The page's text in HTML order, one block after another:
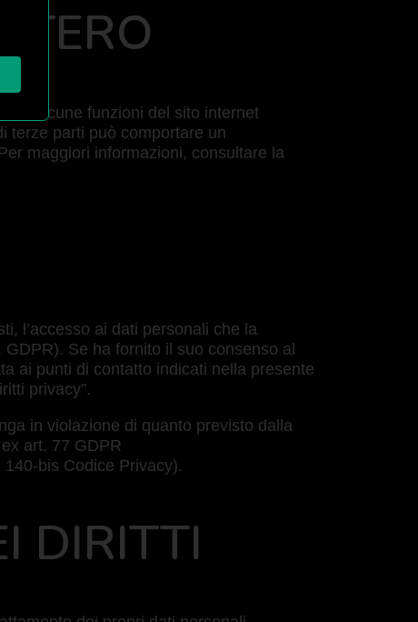
di alcune funzioni del sito internet
terze parti può comportare un
maggiori informazioni, consultare la
l’accesso ai dati personali che la
Se ha fornito il suo consenso al
ai punti di contatto indicati nella presente
privacy”.
in violazione di quanto previsto dalla
art. 77 GDPR
bis Codice Privacy).
DIRITTI